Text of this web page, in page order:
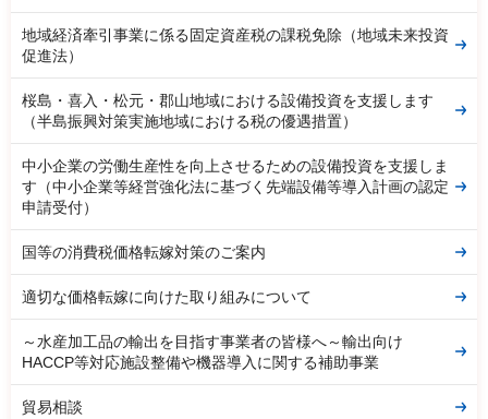
地域経済牽引事業に係る固定資産税の課税免除（地域未来投資
促進法）
桜島・喜入・松元・郡山地域における設備投資を支援します
（半島振興対策実施地域における税の優遇措置）
中小企業の労働生産性を向上させるための設備投資を支援しま
す（中小企業等経営強化法に基づく先端設備等導入計画の認定
申請受付）
国等の消費税価格転嫁対策のご案内
適切な価格転嫁に向けた取り組みについて
～水産加工品の輸出を目指す事業者の皆様へ～輸出向け
HACCP等対応施設整備や機器導入に関する補助事業
貿易相談